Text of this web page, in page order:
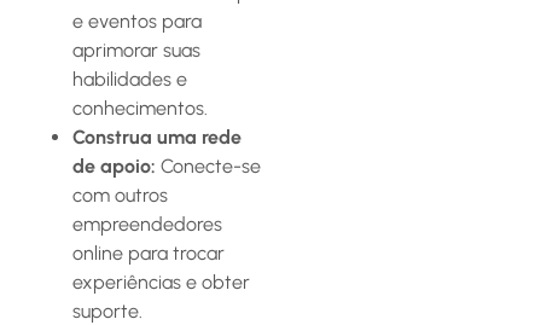
e eventos para
aprimorar suas
habilidades e
conhecimentos.
Construa uma rede
de apoio: Conecte-se
com outros
empreendedores
online para trocar
experiências e obter
suporte.